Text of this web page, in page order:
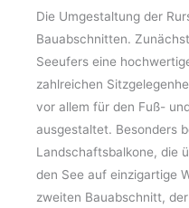
Die Umgestaltung der
Bauabschnitten.
Seeufers eine
zahlreichen
vor allem für den Fuß-
ausgestaltet. Besonders
Landschaftsbalkone, die
den See auf einzigartige
zweiten Bauabschnitt,